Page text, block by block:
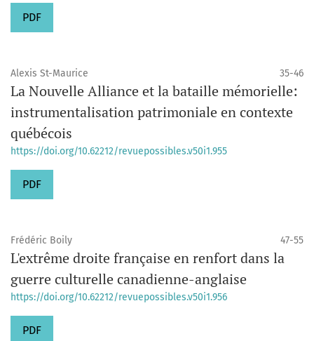
PDF
Alexis St-Maurice 35-46
La Nouvelle Alliance et la bataille mémorielle:
instrumentalisation patrimoniale en contexte
québécois
https://doi.org/10.62212/revuepossibles.v50i1.955
PDF
Frédéric Boily 47-55
L'extrême droite française en renfort dans la
guerre culturelle canadienne-anglaise
https://doi.org/10.62212/revuepossibles.v50i1.956
PDF